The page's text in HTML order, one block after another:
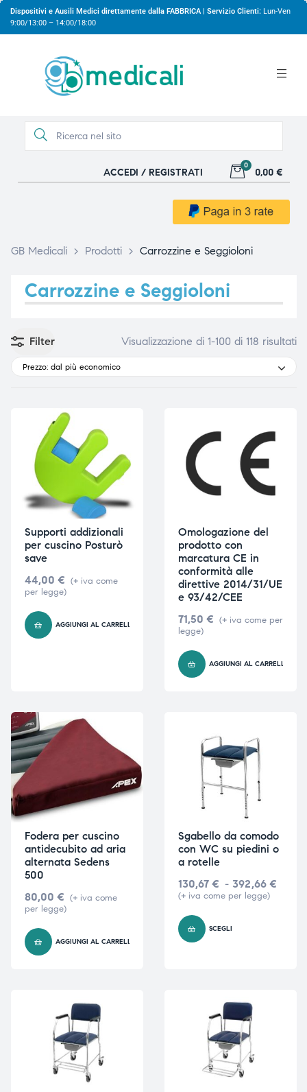
Dispositivi e Ausili Medici direttamente dalla FABBRICA | Servizio Clienti: Lun-Ven
9:00/13:00 – 14:00/18:00
ACCEDI / REGISTRATI
0
0,00 €
GB Medicali > Prodotti > Carrozzine e Seggioloni
Carrozzine e Seggioloni
Filter Visualizzazione di 1-100 di 118 risultati
Prezzo: dal più economico
Supporti addizionali
per cuscino Posturò
save
44,00 € (+ iva come
per legge)
AGGIUNGI AL CARRELLO
Omologazione del
prodotto con
marcatura CE in
conformità alle
direttive 2014/31/UE
e 93/42/CEE
71,50 € (+ iva come per
legge)
AGGIUNGI AL CARRELLO
Fodera per cuscino
antidecubito ad aria
alternata Sedens
500
80,00 € (+ iva come
per legge)
AGGIUNGI AL CARRELLO
Sgabello da comodo
con WC su piedini o
a rotelle
130,67 € - 392,66 €
(+ iva come per legge)
SCEGLI